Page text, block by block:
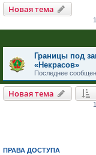
Новая тема
Границы под
«Некрасов»
Последнее
Новая тема
ПРАВА ДОСТУПА